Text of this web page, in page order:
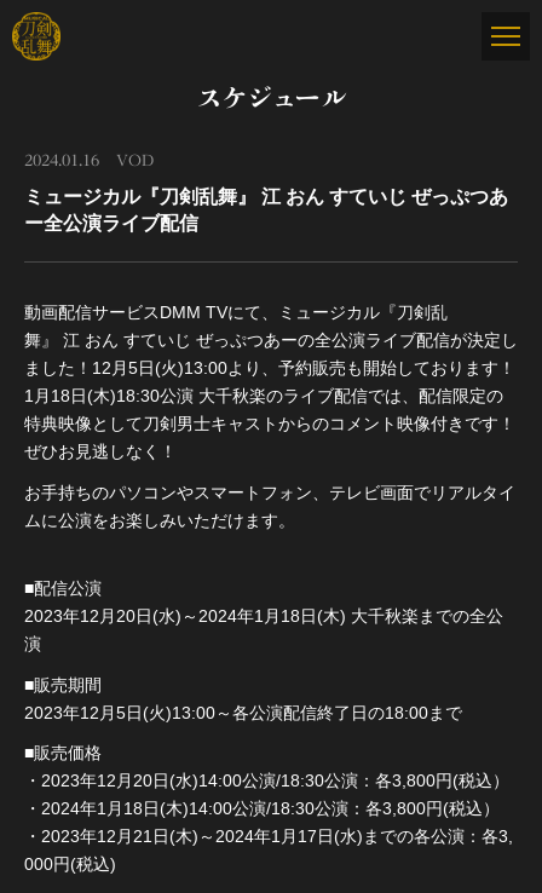
スケジュール
2024.01.16 VOD
ミュージカル『刀剣乱舞』 江 おん すていじ ぜっぷつあ
ー全公演ライブ配信
動画配信サービスDMM TVにて、ミュージカル『刀剣乱
舞』 江 おん すていじ ぜっぷつあーの全公演ライブ配信が決定し
ました！12月5日(火)13:00より、予約販売も開始しております！
1月18日(木)18:30公演 大千秋楽のライブ配信では、配信限定の
特典映像として刀剣男士キャストからのコメント映像付きです！
ぜひお見逃しなく！
お手持ちのパソコンやスマートフォン、テレビ画面でリアルタイ
ムに公演をお楽しみいただけます。
■配信公演
2023年12月20日(水)～2024年1月18日(木) 大千秋楽までの全公
演
■販売期間
2023年12月5日(火)13:00～各公演配信終了日の18:00まで
■販売価格
・2023年12月20日(水)14:00公演/18:30公演：各3,800円(税込）
・2024年1月18日(木)14:00公演/18:30公演：各3,800円(税込）
・2023年12月21日(木)～2024年1月17日(水)までの各公演：各3,
000円(税込)